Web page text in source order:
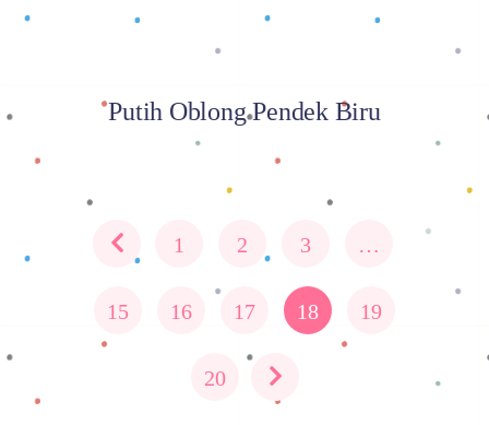
Putih Oblong Pendek Biru
1 2 3 …
15 16 17 18 19
20